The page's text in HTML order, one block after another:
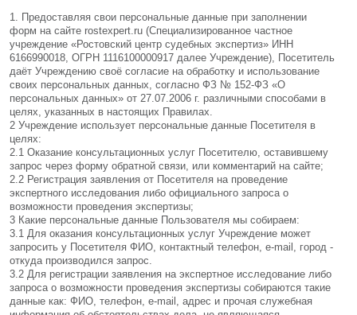
1. Предоставляя свои персональные данные при заполнении
форм на сайте rostexpert.ru (Специализированное частное
учреждение «Ростовский центр судебных экспертиз» ИНН
6166990018, ОГРН 1116100000917 далее Учреждение), Посетитель
даёт Учреждению своё согласие на обработку и использование
своих персональных данных, согласно ФЗ № 152-ФЗ «О
персональных данных» от 27.07.2006 г. различными способами в
целях, указанных в настоящих Правилах.
2 Учреждение использует персональные данные Посетителя в
целях:
2.1 Оказание консультационных услуг Посетителю, оставившему
запрос через форму обратной связи, или комментарий на сайте;
2.2 Регистрация заявления от Посетителя на проведение
экспертного исследования либо официального запроса о
возможности проведения экспертизы;
3 Какие персональные данные Пользователя мы собираем:
3.1 Для оказания консультационных услуг Учреждение может
запросить у Посетителя ФИО, контактный телефон, e-mail, город -
откуда производился запрос.
3.2 Для регистрации заявления на экспертное исследование либо
запроса о возможности проведения экспертизы собираются такие
данные как: ФИО, телефон, e-mail , адрес и прочая служебная